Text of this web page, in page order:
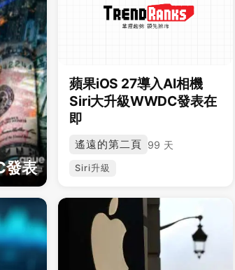
發表
蘋果iOS 27導入AI相機
Siri大升級WWDC發表在
即
遙遠的第二頁 99 天
Siri升級